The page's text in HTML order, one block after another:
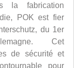
la fabrication
POK est fier
du 1er
Cet
de sécurité et
pour